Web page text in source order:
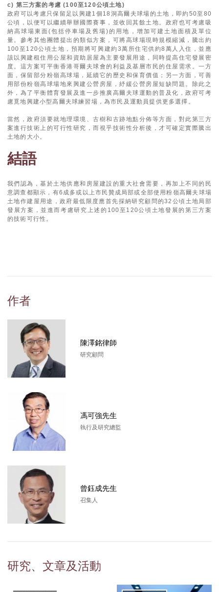
c) 第三方案的考慮 (100至120公頃土地)
政府可以考慮只保留足以興建1個18洞高爾夫球場的土地，即約50至80
公頃，以便可以繼續舉辦國際賽事，並收回其餘土地。政府也可考慮吸
納高球場東面(包括停車場及舊場)的用地，增加可建土地面積及單位
量。參考其他團體提出的類似方案，可將高球場現時規模縮減，騰出約
100至120公頃土地，預期將可興建約3萬所住宅供約8萬人入住，並應
該以興建租住用公屋和資助居屋為主要發展用途，同時提高住宅發展密
度。這方案可平衡香港哥爾夫球會的利益及基層市民的住屋需求。一方
面，保留部分粉嶺高球場，延續它的歷史和保育價值；另一方面，可善
用部份粉嶺高球場地來興建公營房屋，紓緩公營房屋短缺問題。除此之
外，為了平衡體育發展及進一步推廣高爾夫球運動的普及化，政府可考
慮覓地興建小型高爾夫球練習場，為市民及運動員提供更多選擇。
當然，政府須要就地理環境、古樹和古跡地點分佈等方面，對此第三方
案進行技術上的可行性研究，而視乎技術性分析後，才可確定實際騰出
土地的大小。
結語
我們認為，基於土地供應和房屋建設的重大社會需要，再加上不同的民
意調查都顯示，有6成多或以上市民贊成局部或全部使用粉嶺高爾夫球場
土地作建屋用途，政府最低限度應首先採納研究顧問的32公頃土地局部
發展方案，並進而考慮研究上述的100至120公頃土地發展的第三方案
的技術可行性。
作者
陳澤銘律師
研究顧問
馮可強先生
執行及研究總監
曾鈺成先生
召集人
研究、文章及活動